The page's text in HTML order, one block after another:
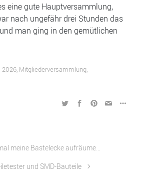
eine gute Hauptversammlung,
nach ungefähr drei Stunden das
man ging in den gemütlichen
2026, Mitgliederversammlung,
meine Bastelecke aufräume…
und SMD-Bauteile